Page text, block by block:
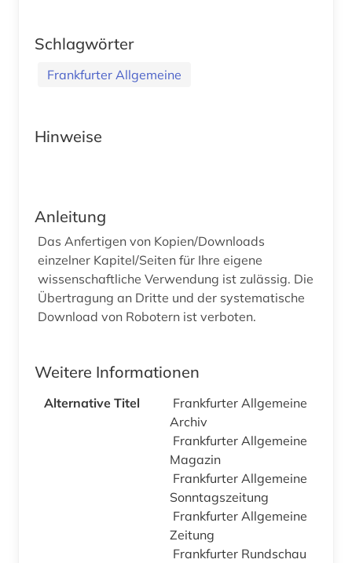
Schlagwörter
Frankfurter Allgemeine
Hinweise
Anleitung
Das Anfertigen von Kopien/Downloads
einzelner Kapitel/Seiten für Ihre eigene
wissenschaftliche Verwendung ist zulässig. Die
Übertragung an Dritte und der systematische
Download von Robotern ist verboten.
Weitere Informationen
Alternative Titel
Frankfurter Allgemeine
Archiv
Frankfurter Allgemeine
Magazin
Frankfurter Allgemeine
Sonntagszeitung
Frankfurter Allgemeine
Zeitung
Frankfurter Rundschau